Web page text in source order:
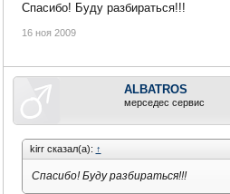
Спасибо! Буду разбираться!!!
16 ноя 2009
ALBATROS
мерседес сервис
kirr сказал(а): ↑
Спасибо! Буду разбираться!!!